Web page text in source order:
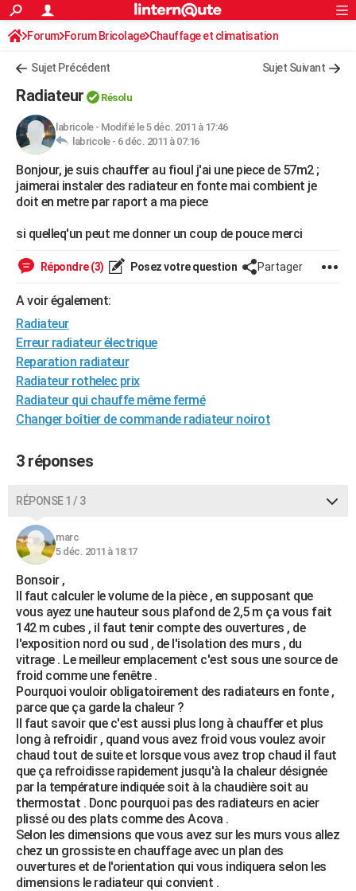
ACTUALITÉS
Politique
Société
Faits Divers
Education
Monde
Villes
+
FINANCE
Retraite
Impôts
Epargne
Immobilier
Risques naturels par ville
Banque
Assurance
Crédit
AUTO
Essais
Réserver un essai
Citadines
Berlines
SUV
Forum auto
+HIGH-TECH
Mobiles
Meilleur smartphone
Internet
Ordinateurs
Jeux vidéo
Guide high-tech
+
Forum
Aménagement intérieur
Extérieur
Cuisine
Salle de bains
Jardinage
Rangement
Guides de France
Escapades
Patrimoine
Expositions
Musées
Week-end nature
Art de vivre
Bien-être
Loisirs
Mode
Modes de vie
Alimentation
Guide de la santé
Maladies
Médicaments
Sommeil
VOYAGE
Destinations
City break
Voyage nature
Voyage de noces
Forum
Climat
PHOTO
GUIDES D'ACHAT
CARTE DE VOEUX
Carte de Noël
Carte Bonne année
Carte Saint-Valentin
Carte Pâques
Carte d'anniversaire
DICTIONNAIRE
Dictionnaire
Biographies
Citations
Expressions
Proverbes
PROGRAMME TV
S'inscrire
Se connecter
Lycées
Collèges
Primaires
Universités
Entreprises
Service militaire
Avis de recherche
AVIS DE DÉCÈS
FORUM
Bricolage
Lifestyle
Culture
Sport
Auto
Television
Voyage
Cinema
Rechercher
S'inscrire
Connexion
Forum Forum Bricolage Chauffage et climatisation
Sujet Précédent Sujet Suivant
Radiateur Résolu
labricole- Modifié le 5 déc. 2011 à 17:46
labricole - 6 déc. 2011 à 07:16
Bonjour, je suis chauffer au fioul j'ai une piece de 57m2 ;
jaimerai instaler des radiateur en fonte mai combient je
doit en metre par raport a ma piece
si quelleq'un peut me donner un coup de pouce merci
Répondre (3) Posez votre question Partager
A voir également:
Radiateur
Erreur radiateur électrique
Reparation radiateur
Radiateur rothelec prix
Radiateur qui chauffe même fermé
Changer boîtier de commande radiateur noirot
3 réponses
RÉPONSE 1 / 3
marc
5 déc. 2011 à 18:17
Bonsoir ,
Il faut calculer le volume de la pièce , en supposant que
vous ayez une hauteur sous plafond de 2,5 m ça vous fait
142 m cubes , il faut tenir compte des ouvertures , de
l'exposition nord ou sud , de l'isolation des murs , du
vitrage . Le meilleur emplacement c'est sous une source de
froid comme une fenêtre .
Pourquoi vouloir obligatoirement des radiateurs en fonte ,
parce que ça garde la chaleur ?
Il faut savoir que c'est aussi plus long à chauffer et plus
long à refroidir , quand vous avez froid vous voulez avoir
chaud tout de suite et lorsque vous avez trop chaud il faut
que ça refroidisse rapidement jusqu'à la chaleur désignée
par la température indiquée soit à la chaudière soit au
thermostat . Donc pourquoi pas des radiateurs en acier
plissé ou des plats comme des Acova .
Selon les dimensions que vous avez sur les murs vous allez
chez un grossiste en chauffage avec un plan des
ouvertures et de l'orientation qui vous indiquera selon les
dimensions le radiateur qui convient .